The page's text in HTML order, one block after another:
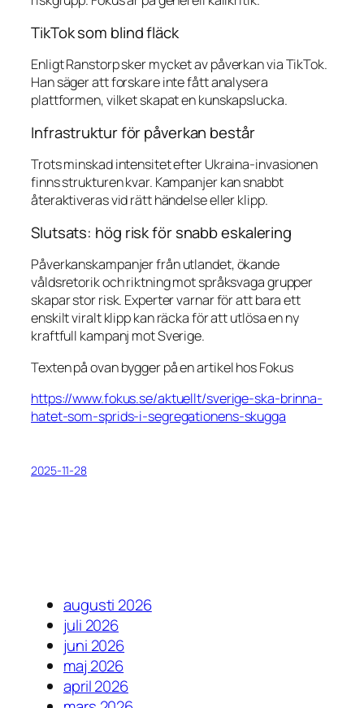
TikTok som blind fläck
Enligt Ranstorp sker mycket av påverkan via TikTok.
Han säger att forskare inte fått analysera
plattformen, vilket skapat en kunskapslucka.
Infrastruktur för påverkan består
Trots minskad intensitet efter Ukraina-invasionen
finns strukturen kvar. Kampanjer kan snabbt
återaktiveras vid rätt händelse eller klipp.
Slutsats: hög risk för snabb eskalering
Påverkanskampanjer från utlandet, ökande
våldsretorik och riktning mot språksvaga grupper
skapar stor risk. Experter varnar för att bara ett
enskilt viralt klipp kan räcka för att utlösa en ny
kraftfull kampanj mot Sverige.
Texten på ovan bygger på en artikel hos Fokus
https://www.fokus.se/aktuellt/sverige-ska-brinna-
hatet-som-sprids-i-segregationens-skugga
2025-11-28
augusti 2026
juli 2026
juni 2026
maj 2026
april 2026